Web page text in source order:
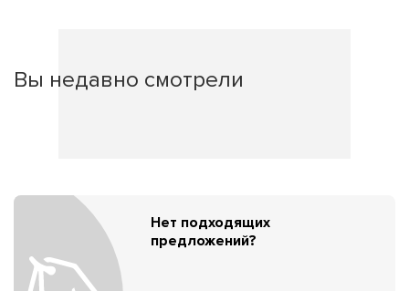
Вы недавно смотрели
Нет подходящих
предложений?